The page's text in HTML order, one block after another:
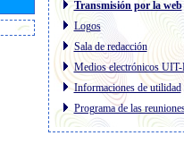
Transmisión por la web
Logos
Sala de redacción
Medios electrónicos UIT-
Informaciones de utilidad
Programa de las